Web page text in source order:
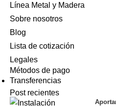
Línea Metal y Madera
Sobre nosotros
Blog
Lista de cotización
Legales
Métodos de pago
Transferencias
Post recientes